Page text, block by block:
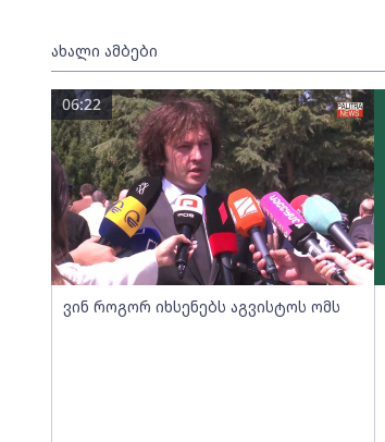
ახალი ამბები
ვინ როგორ იხსენებს აგვისტოს ომს
06:22